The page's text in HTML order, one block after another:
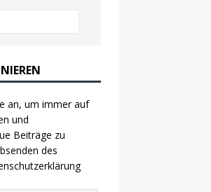
an, um immer auf
und
Beiträge zu
des